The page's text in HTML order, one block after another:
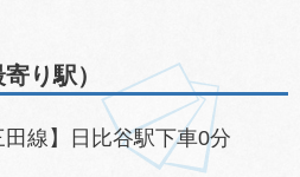
り駅）
線】日比谷駅下車0分